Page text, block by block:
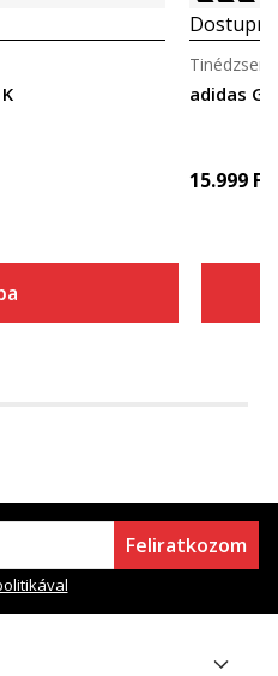
adidas
Tinédzser
15.999 Ft
Feliratkozom